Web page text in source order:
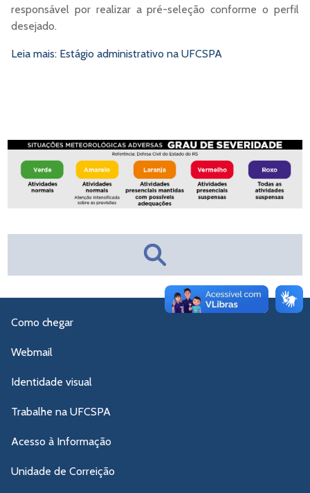
responsável por realizar a pré-seleção conforme o perfil
desejado.
Leia mais: Estágio administrativo na UFCSPA
Como chegar
Webmail
Identidade visual
Trabalhe na UFCSPA
Acesso à Informação
Unidade de Correição